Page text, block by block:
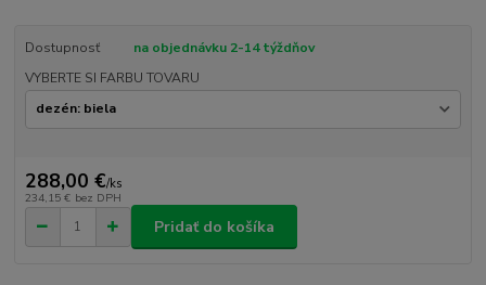
Dostupnosť
na objednávku 2-14 týždňov
VYBERTE SI FARBU TOVARU
288,00 €/ks
234,15 € bez DPH
Pridať do košíka